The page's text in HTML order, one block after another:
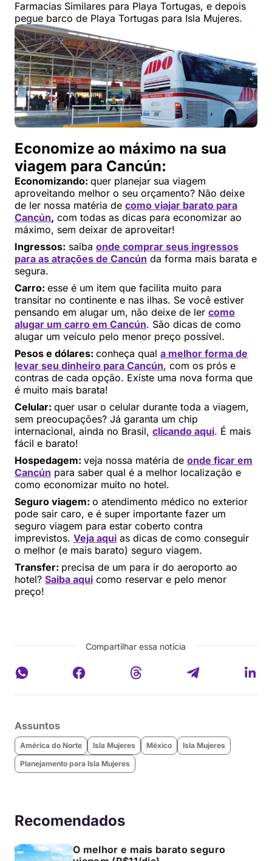
Farmacias Similares para Playa Tortugas, e depois
pegue barco de Playa Tortugas para Isla Mujeres.
Economize ao máximo na sua
viagem para Cancún:
Economizando: quer planejar sua viagem
aproveitando melhor o seu orçamento? Não deixe
de ler nossa matéria de como viajar barato para
Cancún, com todas as dicas para economizar ao
máximo, sem deixar de aproveitar!
Ingressos: saiba onde comprar seus ingressos
para as atrações de Cancún da forma mais barata e
segura.
Carro: esse é um item que facilita muito para
transitar no continente e nas ilhas. Se você estiver
pensando em alugar um, não deixe de ler como
alugar um carro em Cancún. São dicas de como
alugar um veículo pelo menor preço possível.
Pesos e dólares: conheça qual a melhor forma de
levar seu dinheiro para Cancún, com os prós e
contras de cada opção. Existe uma nova forma que
é muito mais barata!
Celular: quer usar o celular durante toda a viagem,
sem preocupações? Já garanta um chip
internacional, ainda no Brasil, clicando aqui. É mais
fácil e barato!
Hospedagem: veja nossa matéria de onde ficar em
Cancún para saber qual é a melhor localização e
como economizar muito no hotel.
Seguro viagem: o atendimento médico no exterior
pode sair caro, e é super importante fazer um
seguro viagem para estar coberto contra
imprevistos. Veja aqui as dicas de como conseguir
o melhor (e mais barato) seguro viagem.
Transfer: precisa de um para ir do aeroporto ao
hotel? Saiba aqui como reservar e pelo menor
preço!
Compartilhar essa notícia
Assuntos
América do Norte Isla Mujeres México
Isla Mujeres
Planejamento para Isla Mujeres
Recomendados
O melhor e mais barato seguro